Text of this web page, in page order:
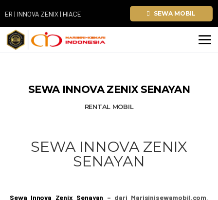
ZENIX | HIACE SEWA MOBIL
SEWA INNOVA ZENIX SENAYAN
RENTAL MOBIL
SEWA INNOVA ZENIX
SENAYAN
Sewa Innova Zenix Senayan – dari Marisinisewamobil.com,